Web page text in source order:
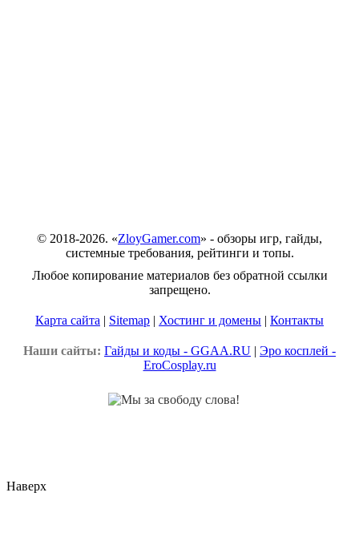
© 2018-2026. «ZloyGamer.com» - обзоры игр, гайды,
системные требования, рейтинги и топы.
Любое копирование материалов без обратной ссылки
запрещено.
Карта сайта | Sitemap | Хостинг и домены | Контакты
Наши сайты: Гайды и коды - GGAA.RU | Эро косплей -
EroCosplay.ru
Наверх